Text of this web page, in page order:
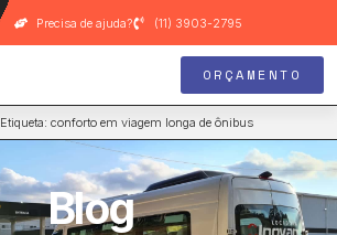
Precisa de ajuda? (11) 3903-2795
ORÇAMENTO
Etiqueta: conforto em viagem longa de ônibus
Blog